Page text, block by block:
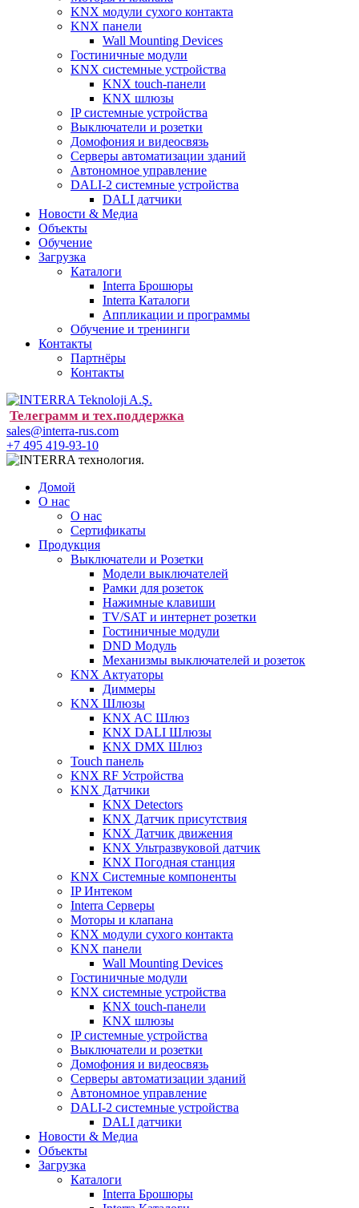
KNX модули сухого контакта
KNX панели
Wall Mounting Devices
Гостиничные модули
KNX системные устройства
KNX touch-панели
KNX шлюзы
IP системные устройства
Выключатели и розетки
Домофония и видеосвязь
Серверы автоматизации зданий
Автономное управление
DALI-2 системные устройства
DALI датчики
Новости & Медиа
Объекты
Обучение
Загрузка
Каталоги
Interra Брошюры
Interra Каталоги
Аппликации и программы
Обучение и тренинги
Контакты
Партнёры
Контакты
Телеграмм и тех.поддержка
sales@interra-rus.com
+7 495 419-93-10
Домой
О нас
О нас
Сертификаты
Продукция
Выключатели и Розетки
Модели выключателей
Рамки для розеток
Нажимные клавиши
TV/SAT и интернет розетки
Гостиничные модули
DND Модуль
Механизмы выключателей и розеток
KNX Актуаторы
Диммеры
KNX Шлюзы
KNX AC Шлюз
KNX DALI Шлюзы
KNX DMX Шлюз
Touch панель
KNX RF Устройства
KNX Датчики
KNX Detectors
KNX Датчик присутствия
KNX Датчик движения
KNX Ультразвуковой датчик
KNX Погодная станция
KNX Системные компоненты
IP Интеком
Interra Серверы
Моторы и клапана
KNX модули сухого контакта
KNX панели
Wall Mounting Devices
Гостиничные модули
KNX системные устройства
KNX touch-панели
KNX шлюзы
IP системные устройства
Выключатели и розетки
Домофония и видеосвязь
Серверы автоматизации зданий
Автономное управление
DALI-2 системные устройства
DALI датчики
Новости & Медиа
Объекты
Загрузка
Каталоги
Interra Брошюры